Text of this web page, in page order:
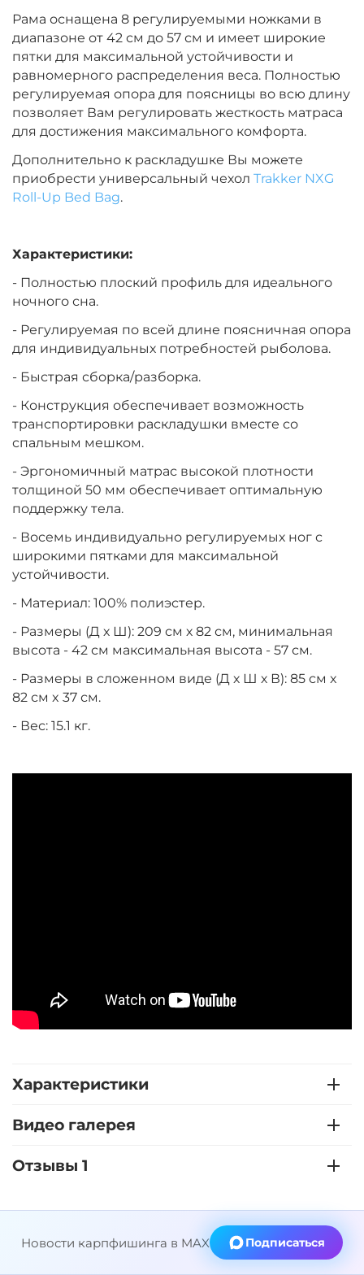
Рама оснащена 8 регулируемыми ножками в
диапазоне от 42 см до 57 см и имеет широкие
пятки для максимальной устойчивости и
равномерного распределения веса. Полностью
регулируемая опора для поясницы во всю длину
позволяет Вам регулировать жесткость матраса
для достижения максимального комфорта.
Дополнительно к раскладушке Вы можете
приобрести универсальный чехол Trakker NXG
Roll-Up Bed Bag.
Характеристики:
- Полностью плоский профиль для идеального
ночного сна.
- Регулируемая по всей длине поясничная опора
для индивидуальных потребностей рыболова.
- Быстрая сборка/разборка.
- Конструкция обеспечивает возможность
транспортировки раскладушки вместе со
спальным мешком.
- Эргономичный матрас высокой плотности
толщиной 50 мм обеспечивает оптимальную
поддержку тела.
- Восемь индивидуально регулируемых ног с
широкими пятками для максимальной
устойчивости.
- Материал: 100% полиэстер.
- Размеры (Д х Ш): 209 см х 82 см, минимальная
высота - 42 см максимальная высота - 57 см.
- Размеры в сложенном виде (Д х Ш х В): 85 см x
82 см x 37 см.
- Вес: 15.1 кг.
Характеристики
Видео галерея
Отзывы 1
Новости карпфишинга в MAX Подписаться